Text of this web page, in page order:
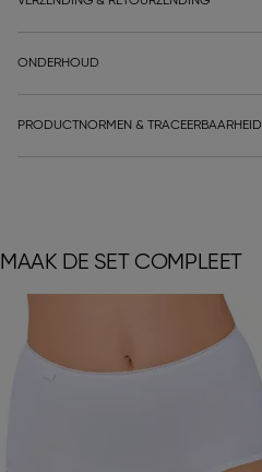
ONDERHOUD
PRODUCTNORMEN & TRACEERBAARHEID
MAAK DE SET COMPLEET